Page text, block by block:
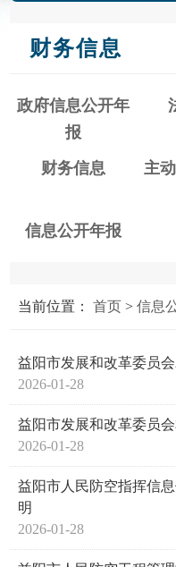
财务信息
政府信息公开年
报
财务信息
主
信息公开年报
当前位置：首页 >信息
益阳市发展和改革委员
2026-01-28
益阳市发展和改革委员
2026-01-28
益阳市人民防空指挥信
明
2026-01-28